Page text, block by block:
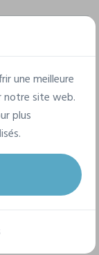
44/XXL
une meilleure
notre site web.
plus